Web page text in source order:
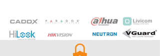
Yönetilebilir 240w Poe Swıtch
10/100 Yok